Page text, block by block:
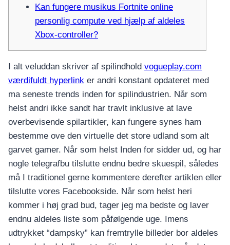
Kan fungere musikus Fortnite online
personlig compute ved hjælp af aldeles
Xbox-controller?
I alt veluddan skriver af spilindhold vogueplay.com
værdifuldt hyperlink er andri konstant opdateret med
ma seneste trends inden for spilindustrien. Når som
helst andri ikke sandt har travlt inklusive at lave
overbevisende spilartikler, kan fungere synes ham
bestemme ove den virtuelle det store udland som alt
garvet gamer. Når som helst Inden for sidder ud, og har
nogle telegrafbu tilslutte endnu bedre skuespil, således
må I traditionel gerne kommentere derefter artiklen eller
tilslutte vores Facebookside. Når som helst heri
kommer i høj grad bud, tager jeg ma bedste og laver
endnu aldeles liste som påfølgende uge. Imens
udtrykket “dampsky” kan fremtrylle billeder bor aldeles